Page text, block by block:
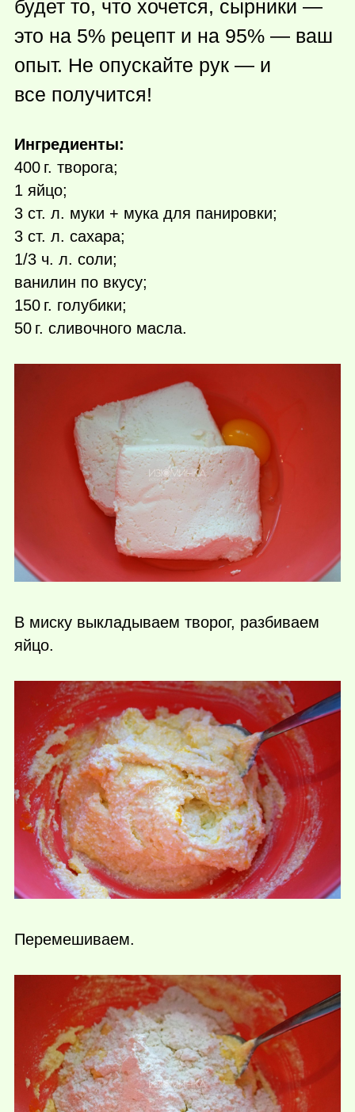
будет то, что хочется, сырники —
это на 5% рецепт и на 95% — ваш
опыт. Не опускайте рук — и
все получится!
Ингредиенты:
400 г. творога;
1 яйцо;
3 ст. л. муки + мука для панировки;
3 ст. л. сахара;
1/3 ч. л. соли;
ванилин по вкусу;
150 г. голубики;
50 г. сливочного масла.
В миску выкладываем творог, разбиваем
яйцо.
Перемешиваем.